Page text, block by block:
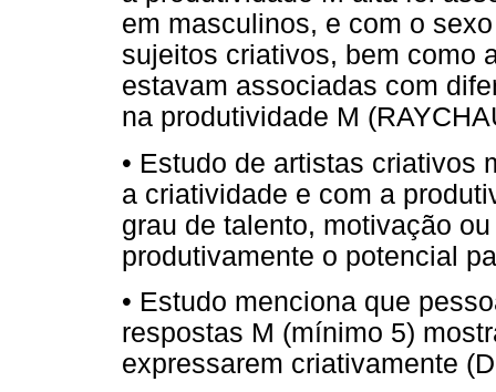
em masculinos, e com o
sujeitos criativos, bem como
estavam associadas com
na produtividade M
• Estudo de artistas criativos
a criatividade e com a
grau de talento, motivação
produtivamente o potencial
• Estudo menciona que
respostas M (mínimo 5)
expressarem criativamente